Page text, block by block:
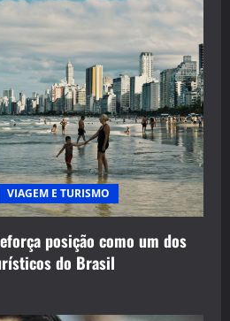
VIAGEM E TURISMO
posição como um dos
do Brasil